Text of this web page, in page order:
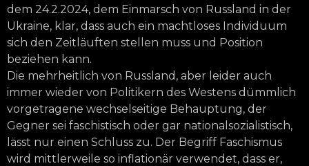
dem 24.2.2024, dem Einmarsch von Russland in der
Ukraine, klar, dass auch ein machtloses Individuum
sich den Zeitläuften stellen muss und Position
beziehen kann.
Die mehrheitlich von Russland, aber leider auch
immer wieder von Politikern des Westens dümmlich
vorgetragene wechselseitige Behauptung, der
Gegner sei faschistisch oder gar nationalsozialistisch,
lässt nur einen Schluss zu. Der Begriff Faschismus
wird mittlerweile so inflationär verwendet, dass er,